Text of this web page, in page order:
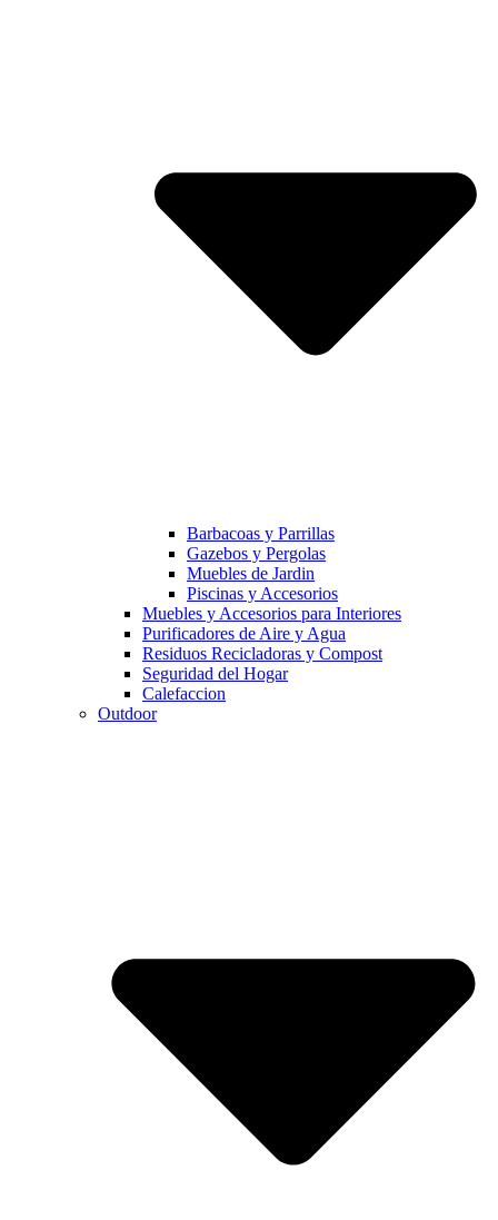
Barbacoas y Parrillas
Gazebos y Pergolas
Muebles de Jardin
Piscinas y Accesorios
Muebles y Accesorios para Interiores
Purificadores de Aire y Agua
Residuos Recicladoras y Compost
Seguridad del Hogar
Calefaccion
Outdoor